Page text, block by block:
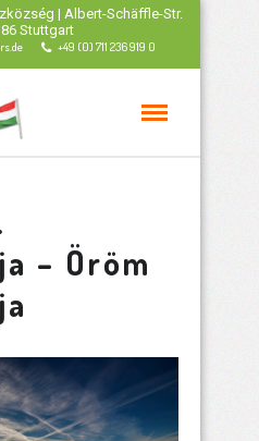
| Albert-Schäffle-Str.
Stuttgart
+49 (0) 711 236 919 0
– Öröm